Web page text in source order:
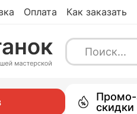
Оплата Как заказать
скидки
аппарат «Булат»,